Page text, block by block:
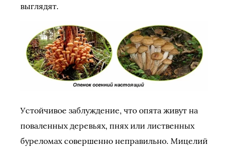
выглядят.
Устойчивое заблуждение, что опята живут на
поваленных деревьях, пнях или лиственных
буреломах совершенно неправильно. Мицелий